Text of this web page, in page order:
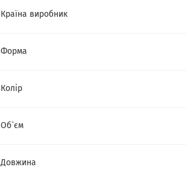
Країна виробник
Форма
Колір
Об`єм
Довжина